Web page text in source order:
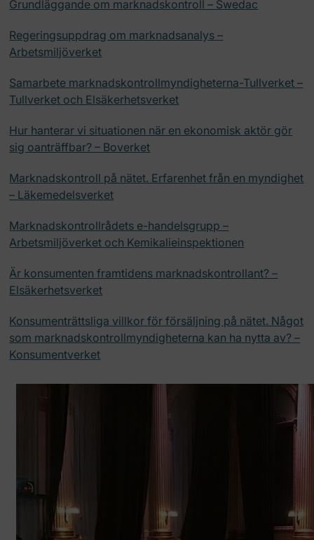
Grundläggande om marknadskontroll – Swedac
Regeringsuppdrag om marknadsanalys –
Arbetsmiljöverket
Samarbete marknadskontrollmyndigheterna-Tullverket –
Tullverket och Elsäkerhetsverket
Hur hanterar vi situationen när en ekonomisk aktör gör
sig oanträffbar? – Boverket
Marknadskontroll på nätet. Erfarenhet från en myndighet
– Läkemedelsverket
Marknadskontrollrådets e-handelsgrupp –
Arbetsmiljöverket och Kemikalieinspektionen
Är konsumenten framtidens marknadskontrollant? –
Elsäkerhetsverket
Konsumenträttsliga villkor för försäljning på nätet. Något
som marknadskontrollmyndigheterna kan ha nytta av? –
Konsumentverket